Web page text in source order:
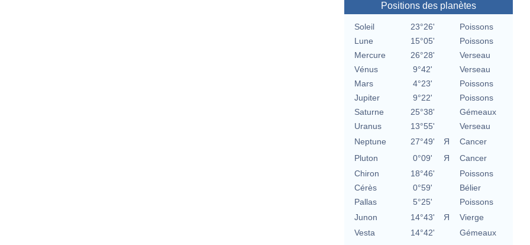
Positions des planètes
Soleil 23°26'
Poissons
Lune
15°05'
Poissons
Mercure
26°28'
Verseau
Vénus
9°42'
Verseau
Mars
4°23'
Poissons
Jupiter
9°22'
Poissons
Saturne
25°38'
Gémeaux
Uranus
13°55'
Verseau
Neptune
27°49' Я
Cancer
Pluton
0°09' Я
Cancer
Chiron
18°46'
Poissons
Cérès
0°59'
Bélier
Pallas
5°25'
Poissons
Junon
14°43' Я
Vierge
Vesta
14°42'
Gémeaux